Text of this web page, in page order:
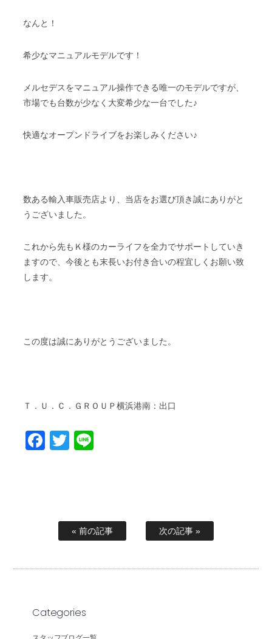
なんと！
希少なマニュアルモデルです！
メルセデスをマニュアル操作できる唯一のモデルですが、
市場でも台数が少なく大変希少な一台でした♪
快適なオープンドライブをお楽しみください♪
数ある輸入車販売店より、当店をお選び頂き誠にありがと
うございました。
これから先もＫ様のカーライフを全力でサポートしていき
ますので、今後とも末長いお付き合いの程宜しくお願い致
します。
この度は誠にありがとうございました。
Ｔ．Ｕ．Ｃ．ＧＲＯＵＰ横浜港南：出口
Facebook
Twitter
« 前の記事 次の記事 »
Categories